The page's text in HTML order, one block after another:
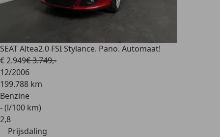
SEAT Altea2.0 FSI Stylance. Pano. Automaat!
€ 2.949€ 3.749,-
12/2006
199.788 km
Benzine
- (l/100 km)
2,8
Prijsdaling